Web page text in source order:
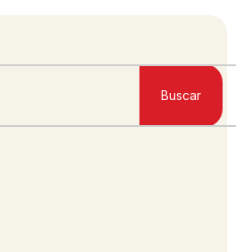
Buscar